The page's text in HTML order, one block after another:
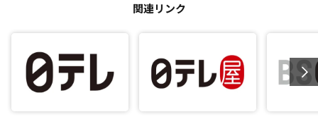
関連リンク